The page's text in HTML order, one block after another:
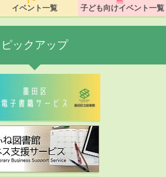
イベント一覧 子ども向けイベント一覧
ピックアップ